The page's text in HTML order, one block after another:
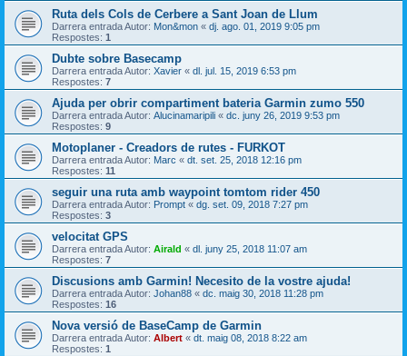
Ruta dels Cols de Cerbere a Sant Joan de Llum
Darrera entrada Autor: Mon&mon « dj. ago. 01, 2019 9:05 pm
Respostes: 1
Dubte sobre Basecamp
Darrera entrada Autor: Xavier « dl. jul. 15, 2019 6:53 pm
Respostes: 7
Ajuda per obrir compartiment bateria Garmin zumo 550
Darrera entrada Autor: Alucinamaripili « dc. juny 26, 2019 9:53 pm
Respostes: 9
Motoplaner - Creadors de rutes - FURKOT
Darrera entrada Autor: Marc « dt. set. 25, 2018 12:16 pm
Respostes: 11
seguir una ruta amb waypoint tomtom rider 450
Darrera entrada Autor: Prompt « dg. set. 09, 2018 7:27 pm
Respostes: 3
velocitat GPS
Darrera entrada Autor: Airald « dl. juny 25, 2018 11:07 am
Respostes: 7
Discusions amb Garmin! Necesito de la vostre ajuda!
Darrera entrada Autor: Johan88 « dc. maig 30, 2018 11:28 pm
Respostes: 16
Nova versió de BaseCamp de Garmin
Darrera entrada Autor: Albert « dt. maig 08, 2018 8:22 am
Respostes: 1